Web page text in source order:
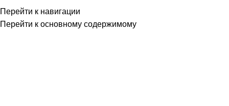
Перейти к навигации
Перейти к основному содержимому